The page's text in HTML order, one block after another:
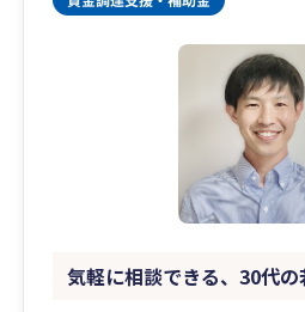
い。」
そんな熱い想いで、全国の
ことを使命として走り続ける
「100年続くワクワクする良
げたい！」という想いを原
の経営を全力でサポートして
枠を超えた、未来をつくる
気軽に相談できる、30代